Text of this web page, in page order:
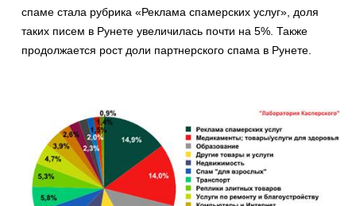
спаме стала рубрика «Реклама спамерских услуг», доля
таких писем в Рунете увеличилась почти на 5%. Также
продолжается рост доли партнерского спама в Рунете.